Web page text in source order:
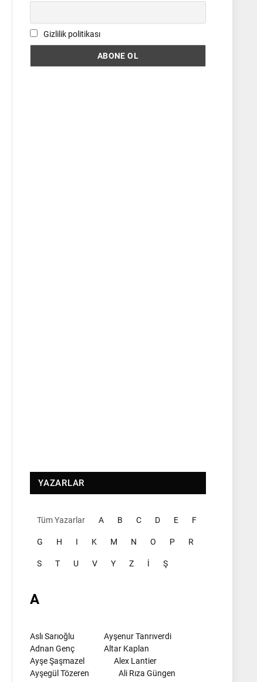
Gizlilik politikası
YAZARLAR
Tüm Yazarlar A B C D E F
G H I K M N O P R
S T U V Y Z İ Ş
A
Aslı Sarıoğlu
Ayşenur Tanrıverdi
Adnan Genç
Altar Kaplan
Ayşe Şaşmazel
Alex Lantier
Ayşegül Tözeren
Ali Rıza Güngen